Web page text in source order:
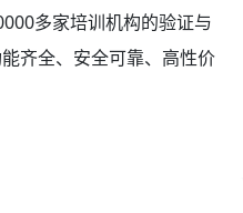
多家培训机构的验证与
齐全、安全可靠、高性价